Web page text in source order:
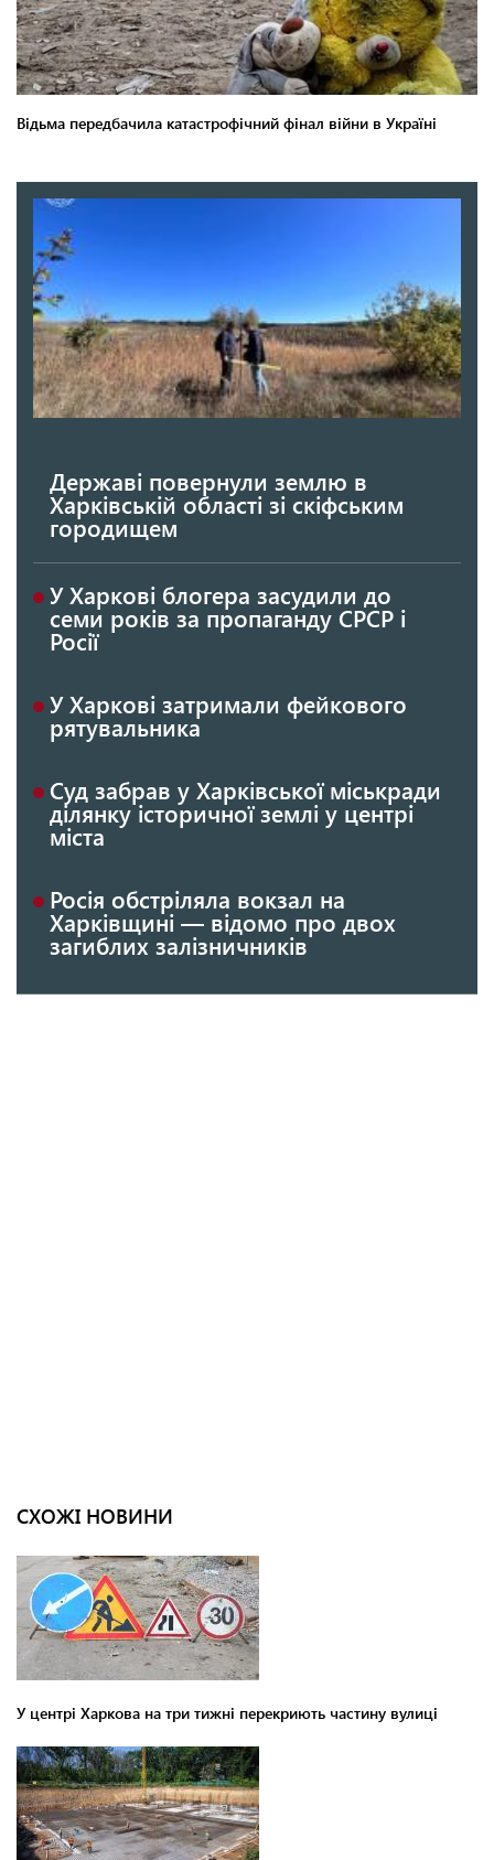
Державі повернули землю в
Харківській області зі скіфським
городищем
У Харкові блогера засудили до
семи років за пропаганду СРСР і
Росії
У Харкові затримали фейкового
рятувальника
Суд забрав у Харківської міськради
ділянку історичної землі у центрі
міста
Росія обстріляла вокзал на
Харківщині — відомо про двох
загиблих залізничників
СХОЖІ НОВИНИ
У центрі Харкова на три тижні перекриють частину вулиці